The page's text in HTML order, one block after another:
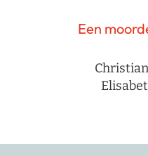
Een